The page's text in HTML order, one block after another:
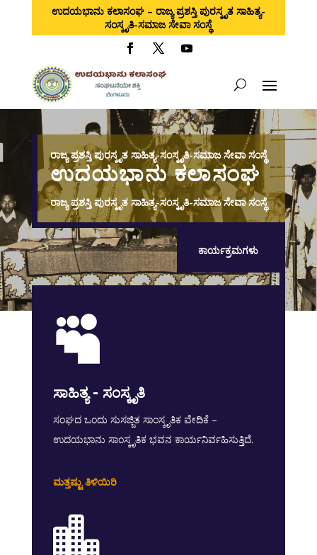
ಉದಯಭಾನು ಕಲಾಸಂಘ – ರಾಜ್ಯ ಪ್ರಶಸ್ತಿ ಪುರಸ್ಕೃತ ಸಾಹಿತ್ಯ-
ಸಂಸ್ಕೃತಿ-ಸಮಾಜ ಸೇವಾ ಸಂಸ್ಥೆ
ರಾಜ್ಯ ಪ್ರಶಸ್ತಿ ಪುರಸ್ಕೃತ ಸಾಹಿತ್ಯ-ಸಂಸ್ಕೃತಿ-ಸಮಾಜ ಸೇವಾ ಸಂಸ್ಥೆ
ಉದಯಭಾನು ಕಲಾಸಂಘ
ರಾಜ್ಯ ಪ್ರಶಸ್ತಿ ಪುರಸ್ಕೃತ ಸಾಹಿತ್ಯ-ಸಂಸ್ಕೃತಿ-ಸಮಾಜ ಸೇವಾ ಸಂಸ್ಥೆ
ಕಾರ್ಯಕ್ರಮಗಳು

ಸಾಹಿತ್ಯ - ಸಂಸ್ಕೃತಿ
ಸಂಘದ ಒಂದು ಸುಸಜ್ಜಿತ ಸಾಂಸ್ಕೃತಿಕ ವೇದಿಕೆ –
ಉದಯಭಾನು ಸಾಂಸ್ಕೃತಿಕ ಭವನ ಕಾರ್ಯನಿರ್ವಹಿಸುತ್ತಿದೆ.
ಮತ್ತಷ್ಟು ತಿಳಿಯಿರಿ
